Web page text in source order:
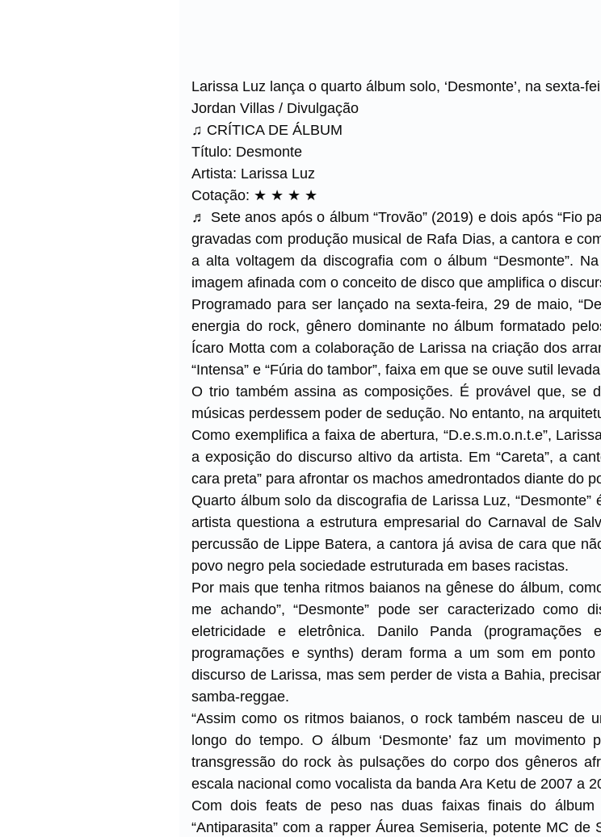
Larissa Luz lança o quarto álbum solo, ‘Desmonte’, na sexta-
Jordan Villas / Divulgação
♫ CRÍTICA DE ÁLBUM
Título: Desmonte
Artista: Larissa Luz
Cotação: ★ ★ ★ ★
♬ Sete anos após o álbum “Trovão” (2019) e dois após “Fio
gravadas com produção musical de Rafa Dias, a cantora e
a alta voltagem da discografia com o álbum “Desmonte”.
imagem afinada com o conceito de disco que amplifica o
Programado para ser lançado na sexta-feira, 29 de maio,
energia do rock, gênero dominante no álbum formatado
Ícaro Motta com a colaboração de Larissa na criação dos
“Intensa” e “Fúria do tambor”, faixa em que se ouve sutil
O trio também assina as composições. É provável que, se
músicas perdessem poder de sedução. No entanto, na
Como exemplifica a faixa de abertura, “D.e.s.m.o.n.t.e”,
a exposição do discurso altivo da artista. Em “Careta”, a
cara preta” para afrontar os machos amedrontados diante do
Quarto álbum solo da discografia de Larissa Luz,
artista questiona a estrutura empresarial do Carnaval de
percussão de Lippe Batera, a cantora já avisa de cara que
povo negro pela sociedade estruturada em bases racistas.
Por mais que tenha ritmos baianos na gênese do álbum,
me achando”, “Desmonte” pode ser caracterizado
eletricidade e eletrônica. Danilo Panda
programações e synths) deram forma a um som em
discurso de Larissa, mas sem perder de vista a Bahia,
samba-reggae.
“Assim como os ritmos baianos, o rock também nasceu de
longo do tempo. O álbum ‘Desmonte’ faz um
transgressão do rock às pulsações do corpo dos gêneros
escala nacional como vocalista da banda Ara Ketu de 2007 a
Com dois feats de peso nas duas faixas finais do álbum
“Antiparasita” com a rapper Áurea Semiseria, potente MC de